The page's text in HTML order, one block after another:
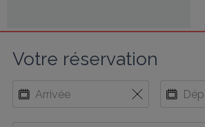
Votre réservation